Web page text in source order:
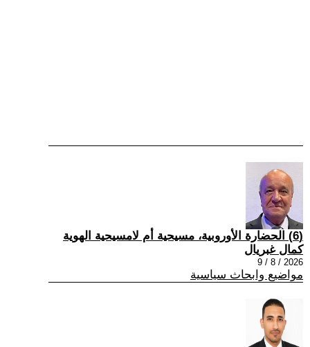
(6) الحضارة الأوروبية، مسيحية أم لامسيحية الهوية
كمال غبريال
2026 / 8 / 9
مواضيع وابحاث سياسية